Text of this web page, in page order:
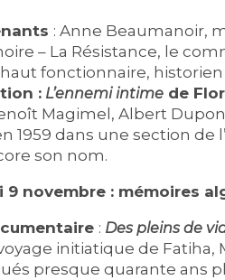
: Anne Beaumanoir,
– La Résistance, le
fonctionnaire,
: L’ennemi intime de
Magimel, Albert
1959 dans une section
son nom.
9 novembre : mémoires
: Des pleins de
initiatique de Fatiha,
presque quarante ans